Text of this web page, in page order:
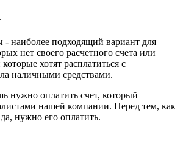
- наиболее подходящий вариант для
нет своего расчетного счета или
хотят расплатиться с
наличными средствами.
нужно оплатить счет, который
нашей компании. Перед тем, как
нужно его оплатить.